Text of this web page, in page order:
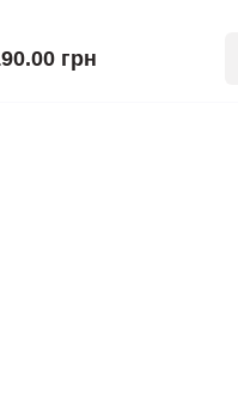
грн